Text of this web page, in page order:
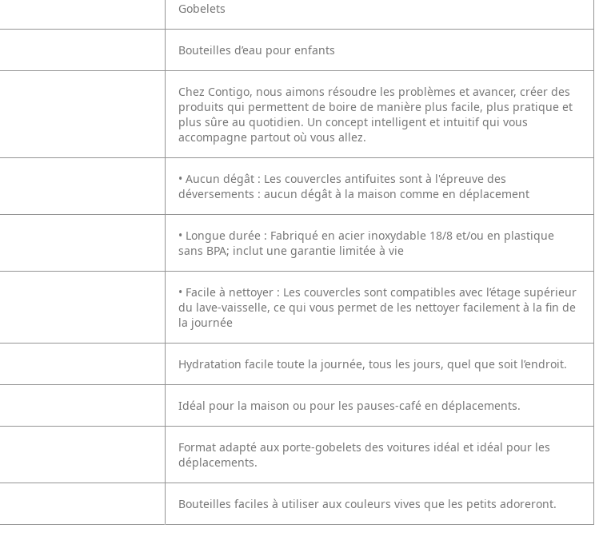
Gobelets
Bouteilles d’eau pour enfants
Chez Contigo, nous aimons résoudre les problèmes et avancer, créer des
produits qui permettent de boire de manière plus facile, plus pratique et
plus sûre au quotidien. Un concept intelligent et intuitif qui vous
accompagne partout où vous allez.
• Aucun dégât : Les couvercles antifuites sont à l'épreuve des
déversements : aucun dégât à la maison comme en déplacement
• Longue durée : Fabriqué en acier inoxydable 18/8 et/ou en plastique
sans BPA; inclut une garantie limitée à vie
• Facile à nettoyer : Les couvercles sont compatibles avec l’étage supérieur
du lave-vaisselle, ce qui vous permet de les nettoyer facilement à la fin de
la journée
Hydratation facile toute la journée, tous les jours, quel que soit l’endroit.
Idéal pour la maison ou pour les pauses-café en déplacements.
Format adapté aux porte-gobelets des voitures idéal et idéal pour les
déplacements.
Bouteilles faciles à utiliser aux couleurs vives que les petits adoreront.